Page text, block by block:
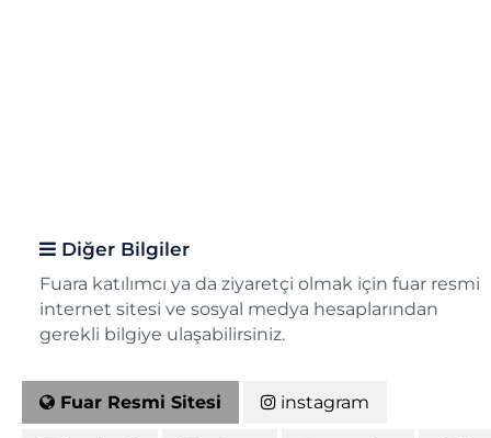
Diğer Bilgiler
Fuara katılımcı ya da ziyaretçi olmak için fuar resmi
internet sitesi ve sosyal medya hesaplarından
gerekli bilgiye ulaşabilirsiniz.
Fuar Resmi Sitesi instagram